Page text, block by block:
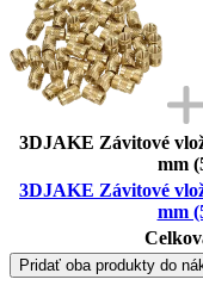
3DJAKE Závitové
mm
3DJAKE Závitové
mm
Pridať oba produkty do